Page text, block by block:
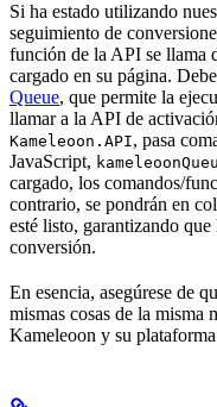
Si ha estado utilizando
seguimiento de
función de la API se llama
cargado en su página.
Queue, que permite la
llamar a la API de
Kameleoon.API, pasa
JavaScript,
cargado, los comandos/
contrario, se pondrán en
esté listo, garantizando
conversión.
En esencia, asegúrese de
mismas cosas de la misma
Kameleoon y su